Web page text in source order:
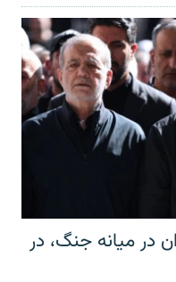
در میانه جنگ، در